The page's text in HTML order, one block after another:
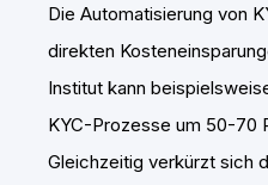
Die Automatisierung von
direkten
Institut kann
KYC-Prozesse um 50-70
Gleichzeitig verkürzt sich